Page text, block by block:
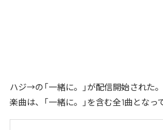
ハジ→の「一緒に。」が配信開始された
楽曲は、「一緒に。」を含む全1曲となっ